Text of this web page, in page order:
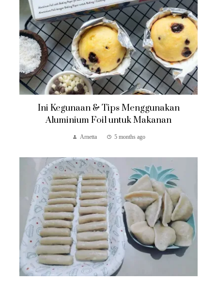
Ini Kegunaan & Tips Menggunakan
Aluminium Foil untuk Makanan
Arnetta 5 months ago